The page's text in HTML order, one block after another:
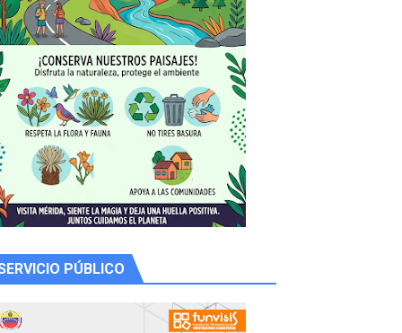
PÚBLICO